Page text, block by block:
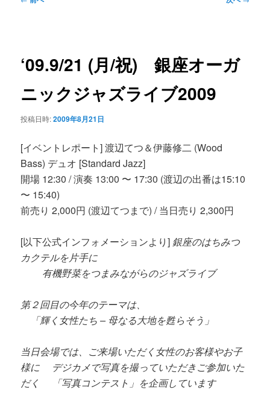
ン
ン
テ
ツ
へ
動
ゲ
シ
ン
‘09.9/21 (月/祝) 銀座オーガ
ニックジャズライブ2009
投稿日時:2009年8月21日
[イベントレポート] 渡辺てつ＆伊藤修二 (Wood
Bass) デュオ [Standard Jazz]
開場 12:30 / 演奏 13:00 〜 17:30 (渡辺の出番は15:10
〜 15:40)
前売り 2,000円 (渡辺てつまで) / 当日売り 2,300円
[以下公式インフォメーションより] 銀座のはちみつ
カクテルを片手に
有機野菜をつまみながらのジャズライブ
第２回目の今年のテーマは、
「輝く女性たち – 母なる大地を甦らそう」
当日会場では、ご来場いただく女性のお客様やお子
様に デジカメで写真を撮っていただきご参加いた
だく 「写真コンテスト」を企画しています